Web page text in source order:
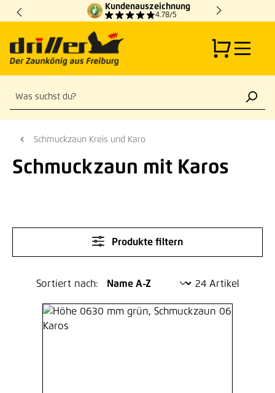
Zum Hauptinhalt springen
Kundenauszeichnung
4.78/5
Schmuckzaun Kreis und Karo
Schmuckzaun mit Karos
Produkte filtern
Sortiert nach: 24 Artikel